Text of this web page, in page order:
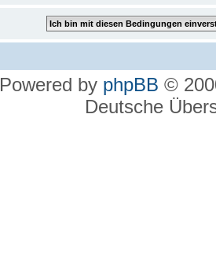
Powered by phpBB ©
Deutsche